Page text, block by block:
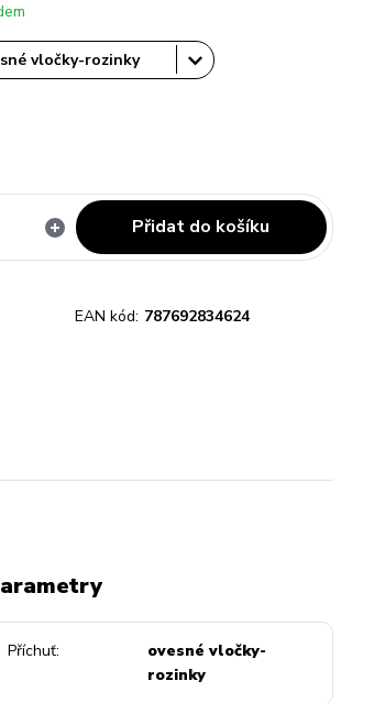
Přidat do košíku
EAN kód: 787692834624
Příchuť
ovesné vločky-
rozinky